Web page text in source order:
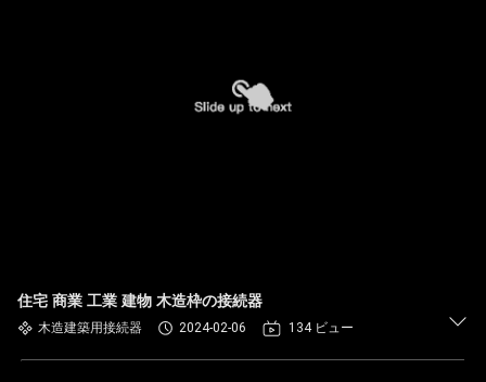
住宅 商業 工業 建物 木造枠の接続器
木造建築用接続器 2024-02-06 134 ビュー